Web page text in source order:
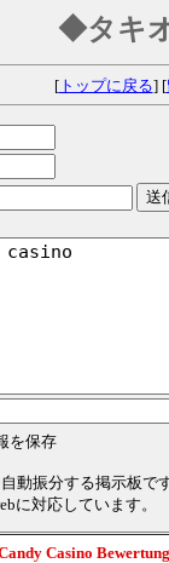
◆タキ
[トップに戻る] [
を保存
動振分する掲示板で
に対応しています。
Casino Bewertung